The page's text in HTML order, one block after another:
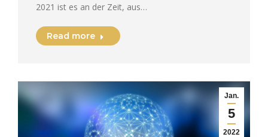
2021 ist es an der Zeit, aus…
Read more
Jan.
5
2022